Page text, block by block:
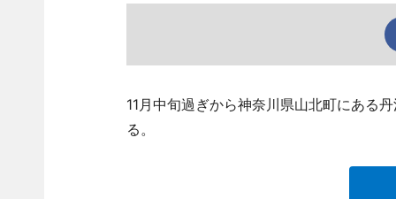
11月中旬過ぎから神奈川県山北町にある
る。